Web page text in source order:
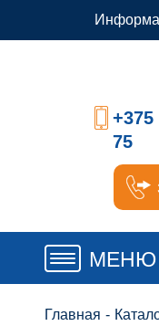
+375
75
МЕНЮ
Главная -